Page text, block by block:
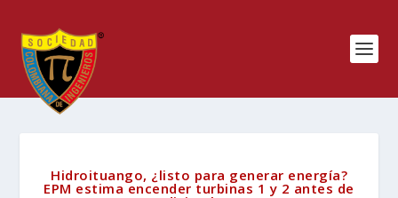
Hidroituango, ¿listo para generar energía?
EPM estima encender turbinas 1 y 2 antes de